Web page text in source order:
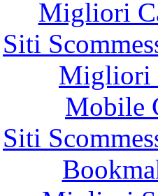
Migliori
Siti
Migliori
Mobile
Siti